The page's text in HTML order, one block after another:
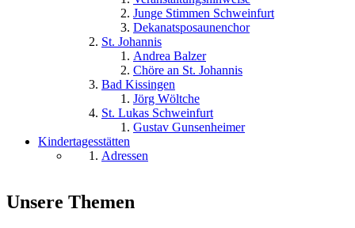
Junge Stimmen Schweinfurt
Dekanatsposaunenchor
St. Johannis
Andrea Balzer
Chöre an St. Johannis
Bad Kissingen
Jörg Wöltche
St. Lukas Schweinfurt
Gustav Gunsenheimer
Kindertagesstätten
Adressen
Unsere Themen